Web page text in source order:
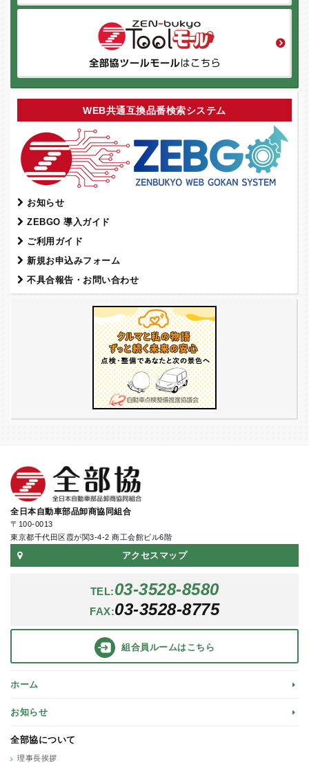
WEB共通互換品番検索システム
お知らせ
ZEBGO 導入ガイド
ご利用ガイド
新規お申込みフォーム
不具合報告・お問い合わせ
全日本自動車部品卸商協同組合
〒100-0013
東京都千代田区霞が関3-4-2 商工会館ビル6階
アクセスマップ
TEL:03-3528-8580
FAX:03-3528-8775
組合員ルームはこちら
ホーム
お知らせ
全部協について
理事長挨拶